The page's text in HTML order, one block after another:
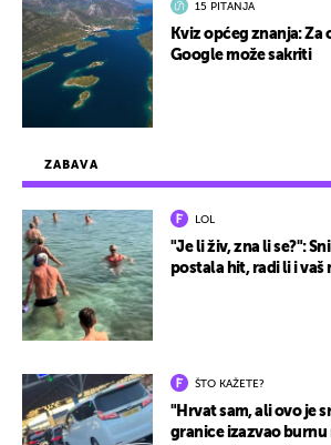
ZABAVA
LOL
"Je li živ, zna li se?":
postala hit, radi li i vaš
ŠTO KAŽETE?
"Hrvat sam, ali ovo je
granice izazvao burnu
15 PITANJA
Kviz općeg znanja: Za
Google može sakriti